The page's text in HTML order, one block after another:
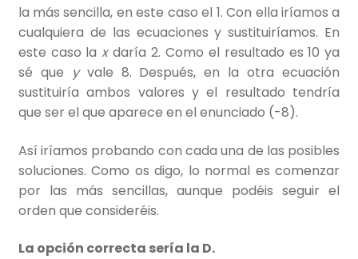
la más sencilla, en este caso el 1. Con ella iríamos a
cualquiera de las ecuaciones y sustituiríamos. En
este caso laxdaría 2. Como el resultado es 10 ya
sé que yvale 8. Después, en la otra ecuación
sustituiría ambos valores y el resultado tendría
que ser el que aparece en el enunciado (-8).
Así iríamos probando con cada una de las posibles
soluciones. Como os digo, lo normal es comenzar
por las más sencillas, aunque podéis seguir el
orden que consideréis.
La opción correcta sería la D.